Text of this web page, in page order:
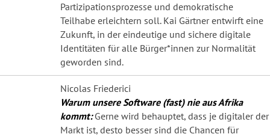
Partizipationsprozesse und demokratische
Teilhabe erleichtern soll. Kai Gärtner entwirft eine
Zukunft, in der eindeutige und sichere digitale
Identitäten für alle Bürger*innen zur Normalität
geworden sind.
Nicolas Friederici
Warum unsere Software (fast) nie aus Afrika
kommt:Gerne wird behauptet, dass je digitaler der
Markt ist, desto besser sind die Chancen für